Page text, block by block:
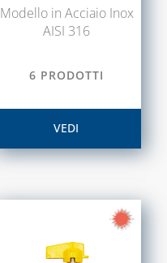
Modello in Acciaio Inox
AISI 316
6 PRODOTTI
VEDI